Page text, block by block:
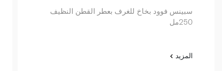
سبينس فوود بخاخ للغرف بعطر القطن النظيف
250مل
المزيد